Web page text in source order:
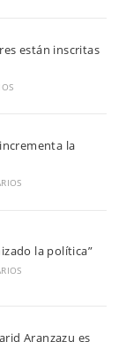
están inscritas
la
la política”
Aranzazu es